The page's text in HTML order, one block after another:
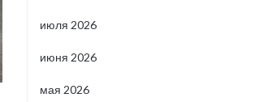
июля 2026
июня 2026
мая 2026